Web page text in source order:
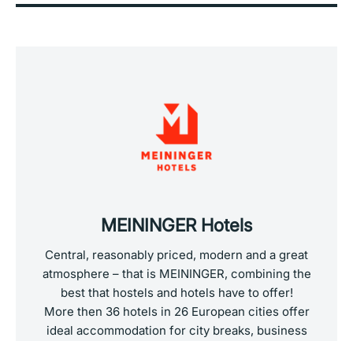
MEININGER Hotels
Central, reasonably priced, modern and a great
atmosphere – that is MEININGER, combining the
best that hostels and hotels have to offer!
More then 36 hotels in 26 European cities offer
ideal accommodation for city breaks, business